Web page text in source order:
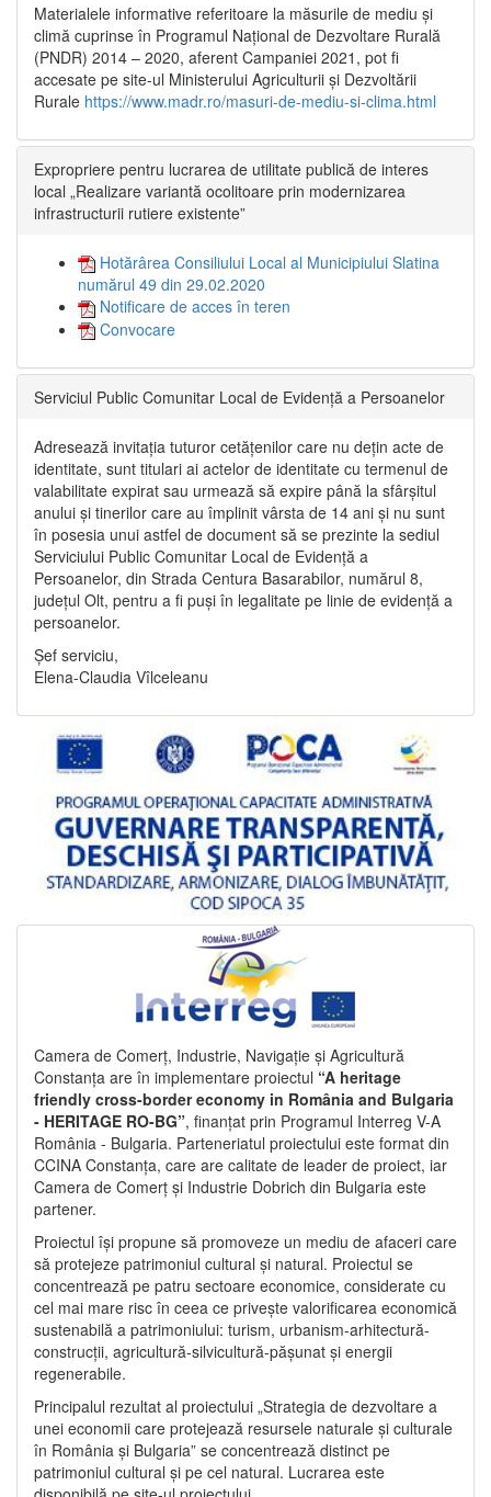
Materialele informative referitoare la măsurile de mediu și
climă cuprinse în Programul Național de Dezvoltare Rurală
(PNDR) 2014 – 2020, aferent Campaniei 2021, pot fi
accesate pe site-ul Ministerului Agriculturii și Dezvoltării
Rurale https://www.madr.ro/masuri-de-mediu-si-clima.html
Expropriere pentru lucrarea de utilitate publică de interes
local „Realizare variantă ocolitoare prin modernizarea
infrastructurii rutiere existente”
Hotărârea Consiliului Local al Municipiului Slatina
numărul 49 din 29.02.2020
Notificare de acces în teren
Convocare
Serviciul Public Comunitar Local de Evidență a Persoanelor
Adresează invitația tuturor cetățenilor care nu dețin acte de
identitate, sunt titulari ai actelor de identitate cu termenul de
valabilitate expirat sau urmează să expire până la sfârșitul
anului și tinerilor care au împlinit vârsta de 14 ani și nu sunt
în posesia unui astfel de document să se prezinte la sediul
Serviciului Public Comunitar Local de Evidență a
Persoanelor, din Strada Centura Basarabilor, numărul 8,
județul Olt, pentru a fi puși în legalitate pe linie de evidență a
persoanelor.
Șef serviciu,
Elena-Claudia Vîlceleanu
Camera de Comerț, Industrie, Navigație și Agricultură
Constanța are în implementare proiectul “A heritage
friendly cross-border economy in România and Bulgaria
- HERITAGE RO-BG”, finanțat prin Programul Interreg V-A
România - Bulgaria. Parteneriatul proiectului este format din
CCINA Constanța, care are calitate de leader de proiect, iar
Camera de Comerț și Industrie Dobrich din Bulgaria este
partener.
Proiectul își propune să promoveze un mediu de afaceri care
să protejeze patrimoniul cultural și natural. Proiectul se
concentrează pe patru sectoare economice, considerate cu
cel mai mare risc în ceea ce privește valorificarea economică
sustenabilă a patrimoniului: turism, urbanism-arhitectură-
construcții, agricultură-silvicultură-pășunat și energii
regenerabile.
Principalul rezultat al proiectului „Strategia de dezvoltare a
unei economii care protejează resursele naturale și culturale
în România și Bulgaria” se concentrează distinct pe
patrimoniul cultural și pe cel natural. Lucrarea este